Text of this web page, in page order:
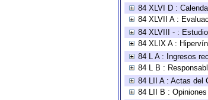
84 XLVI D :
84 XLVII A :
84 XLVIII - :
84 XLIX A :
84 L A : Ingresos
84 L B :
84 LII A : Actas del
84 LII B :